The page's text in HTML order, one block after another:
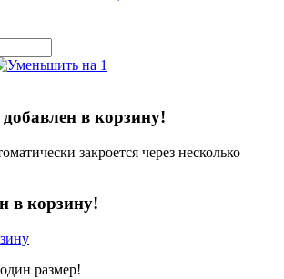
в корзину!
закроется через несколько
в корзину!
размер!